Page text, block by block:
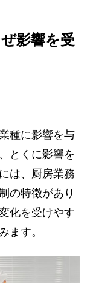
影響を受
種に影響を与
とくに影響を
は、厨房業務
の特徴があり
化を受けやす
ます。